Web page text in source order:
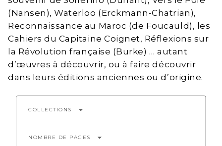
(Nansen), Waterloo (Erckmann-Chatrian),
Reconnaissance au Maroc (de Foucauld), les
Cahiers du Capitaine Coignet, Réflexions sur
la Révolution française (Burke) … autant
d’œuvres à découvrir, ou à faire découvrir
dans leurs éditions anciennes ou d’origine.
COLLECTIONS arrow_drop_down
NOMBRE DE PAGES arrow_drop_down